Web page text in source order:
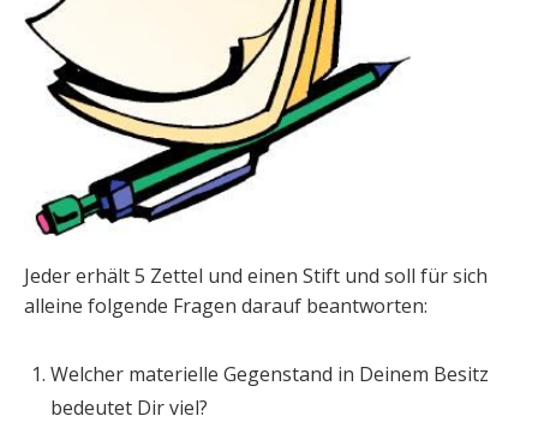
Jeder erhält 5 Zettel und einen Stift und soll für sich
alleine folgende Fragen darauf beantworten:
Welcher materielle Gegenstand in Deinem Besitz
bedeutet Dir viel?